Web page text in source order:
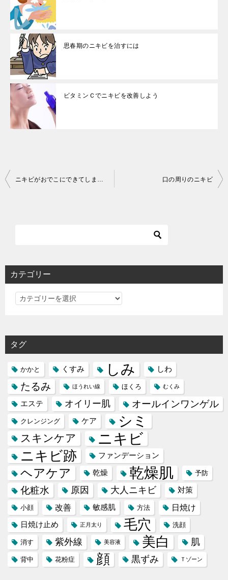
思春期のニキビを治すには
ビタミンＣでニキビを改善しよう
投
シ
ニキビがおでこにできてしまったら 口の周りのニキビ
カテゴリー
カ
リ
ー
タグ
かかと くすみ しみ しわ
たるみ ほうれい線 ほくろ むくみ
エステ オイリー肌 オールインワンゲル
クレンジング ケア シミ
スキンケア ニキビ
ニキビ跡 ファンデーション
ヘアケア 乾燥 乾燥肌 予防
化粧水 原因 大人ニキビ 対策
小顔 改善 敏感肌 方法 日焼け
日焼け止め 正月太り 毛穴 洗顔
消す 紫外線 美容液 美白 肌
背中 花粉症 顔 黒ずみ Ｔゾーン